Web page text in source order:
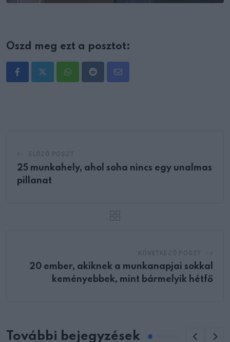
Oszd meg ezt a posztot:
WhatsappRedditShare
25 munkahely, ahol soha nincs egy unalmas
pillanat
20 ember, akiknek a munkanapjai sokkal
keményebbek, mint bármelyik hétfő
További bejegyzések